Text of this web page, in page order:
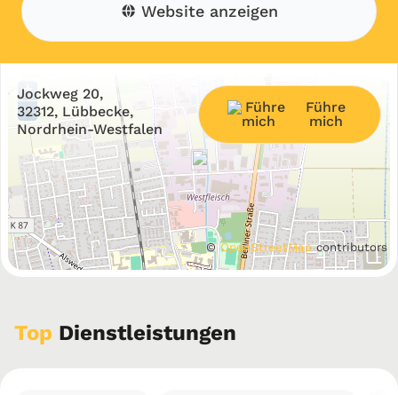
Website anzeigen
+
−
©OpenStreetMapcontributors
Jockweg 20,
32312, Lübbecke,
Nordrhein-Westfalen
Führe
mich
Top Dienstleistungen